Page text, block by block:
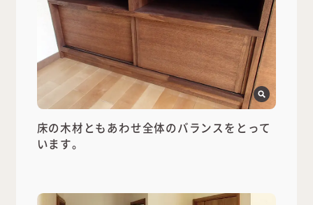
床の木材ともあわせ全体のバランスをとって
います。